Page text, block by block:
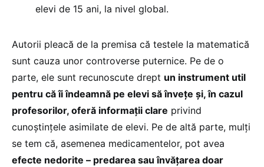
elevi de 15 ani, la nivel global.
Autorii pleacă de la premisa că testele la matematică
sunt cauza unor controverse puternice. Pe de o
parte, ele sunt recunoscute drept un instrument util
pentru că îi îndeamnă pe elevi să învețe și, în cazul
profesorilor, oferă informații clare privind
cunoștințele asimilate de elevi. Pe de altă parte, mulți
se tem că, asemenea medicamentelor, pot avea
efecte nedorite – predarea sau învățarea doar